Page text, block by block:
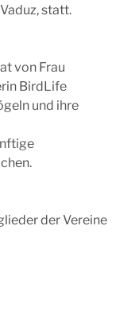
statt.
von Frau
BirdLife
und ihre
der Vereine